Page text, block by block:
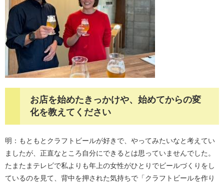
お店を始めたきっかけや、始めてからの変
化を教えてください
明：もともとクラフトビールが好きで、やってみたいなと考えてい
ましたが、正直なところ自分にできるとは思っていませんでした。
たまたまテレビで私よりも年上の女性がひとりでビールづくりをし
ているのを見て、背中を押された気持ちで「クラフトビールを作り